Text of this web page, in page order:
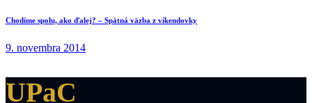
Chodíme spolu, ako ďalej? – Spätná väzba z víkendovky
9. novembra 2014
UPaC